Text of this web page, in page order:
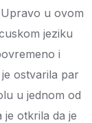
u ovom
jeziku
i
ostvarila par
u jednom od
je otkrila da je